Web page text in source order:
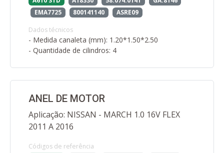
EMA7725
800141140 ASRE09
Dados técnicos
- Medida canaleta (mm): 1.20*1.50*2.50
- Quantidade de cilindros: 4
ANEL DE MOTOR
Aplicação: NISSAN - MARCH 1.0 16V FLEX
2011 A 2016
Códigos de referência